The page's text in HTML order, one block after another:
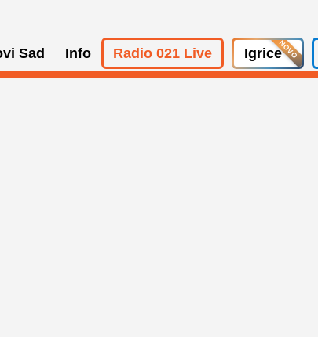
Sad Info Radio 021 Live Igrice